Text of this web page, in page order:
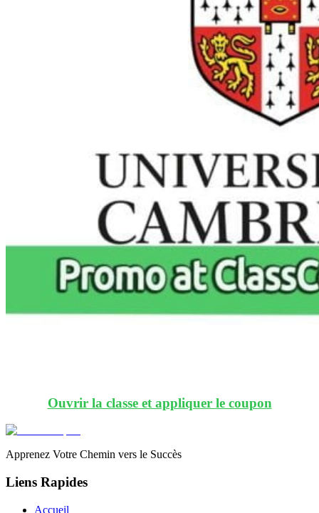
Ouvrir la classe et appliquer le coupon
Apprenez Votre Chemin vers le Succès
Liens Rapides
Accueil